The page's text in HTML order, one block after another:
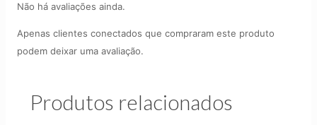
Não há avaliações ainda.
Apenas clientes conectados que compraram este produto
podem deixar uma avaliação.
Produtos relacionados